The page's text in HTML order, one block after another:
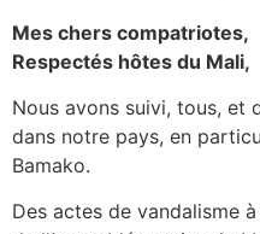
Mes chers compatriotes,
Respectés hôtes du Mali,
Nous avons suivi, tous, et
dans notre pays, en
Bamako.
Des actes de vandalisme